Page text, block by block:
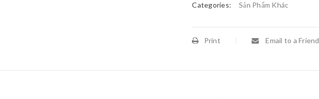
Categories: Sản Phẩm Khác
Print Email to a Friend